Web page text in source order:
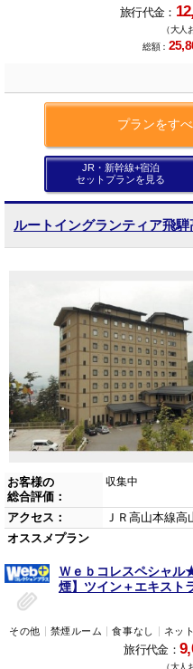
旅行代金：
（大人
総額：
プランをす
JR・新幹線+宿泊
セットプランを見る
ルートイングランティア飛
お客様の
総合評価：
収集中
アクセス：
ＪＲ高山本線
オススメプラン
Ｗｅｂコレスペシャ
煙】ツイン＋エキスト
その他 禁煙ルーム 食事なし ネッ
旅行代金：
（大人